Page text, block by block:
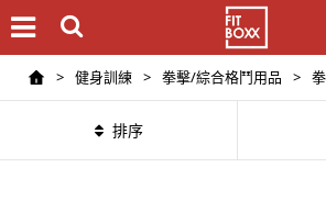
> 健身訓練 > 拳擊/綜合格鬥用品 >
排序